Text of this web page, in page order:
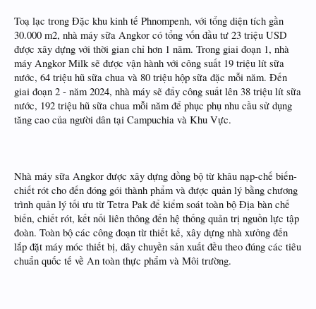
Toạ lạc trong Đặc khu kinh tế Phnompenh, với tổng diện tích gần
30.000 m2, nhà máy sữa Angkor có tổng vốn đầu tư 23 triệu USD
được xây dựng với thời gian chỉ hơn 1 năm. Trong giai đoạn 1, nhà
máy Angkor Milk sẽ được vận hành với công suất 19 triệu lít sữa
nước, 64 triệu hũ sữa chua và 80 triệu hộp sữa đặc mỗi năm. Đến
giai đoạn 2 - năm 2024, nhà máy sẽ đẩy công suất lên 38 triệu lít sữa
nước, 192 triệu hũ sữa chua mỗi năm để phục phụ nhu cầu sử dụng
tăng cao của người dân tại Campuchia và Khu Vực.
Nhà máy sữa Angkor được xây dựng đồng bộ từ khâu nạp-chế biến-
chiết rót cho đến đóng gói thành phẩm và được quản lý bằng chương
trình quản lý tối ưu từ Tetra Pak để kiểm soát toàn bộ Địa bàn chế
biến, chiết rót, kết nối liên thông đến hệ thống quản trị nguồn lực tập
đoàn. Toàn bộ các công đoạn từ thiết kế, xây dựng nhà xưởng đến
lắp đặt máy móc thiết bị, dây chuyền sản xuất đều theo đúng các tiêu
chuẩn quốc tế về An toàn thực phẩm và Môi trường.